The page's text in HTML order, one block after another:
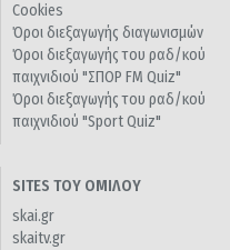
Cookies
Όροι διεξαγωγής διαγωνισμών
Όροι διεξαγωγής του ραδ/κού
παιχνιδιού "ΣΠΟΡ FM Quiz"
Όροι διεξαγωγής του ραδ/κού
παιχνιδιού "Sport Quiz"
SITES ΤΟΥ ΟΜΙΛΟΥ
skai.gr
skaitv.gr